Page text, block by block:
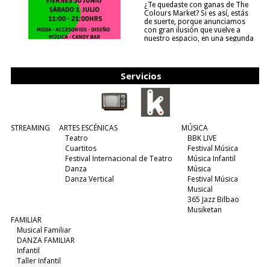
¿Te quedaste con ganas de The
Colours Market? Si es así, estás
de suerte, porque anunciamos
con gran ilusión que vuelve a
nuestro espacio, en una segunda
Servicios
STREAMING
ARTES ESCÉNICAS
Teatro
Cuartitos
Festival Internacional de Teatro
Danza
Danza Vertical
MÚSICA
BBK LIVE
Festival Música
Música Infantil
Música
Festival Música
Musical
365 Jazz Bilbao
Musiketan
FAMILIAR
Musical Familiar
DANZA FAMILIAR
Infantil
Taller Infantil